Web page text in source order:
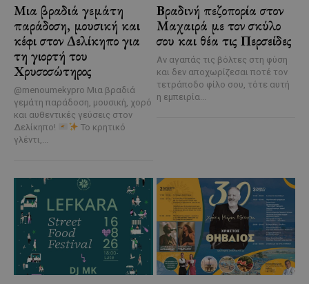
Μια βραδιά γεμάτη
παράδοση, μουσική και
κέφι στον Δελίκηπο για
τη γιορτή του
Χρυσοσώτηρος
@menoumekypro Μια βραδιά
γεμάτη παράδοση, μουσική, χορό
και αυθεντικές γεύσεις στον
Δελίκηπο!
Το κρητικό
γλέντι,...
Βραδινή πεζοπορία στον
Μαχαιρά με τον σκύλο
σου και θέα τις Περσείδες
Αν αγαπάς τις βόλτες στη φύση
και δεν αποχωρίζεσαι ποτέ τον
τετράποδο φίλο σου, τότε αυτή
η εμπειρία...